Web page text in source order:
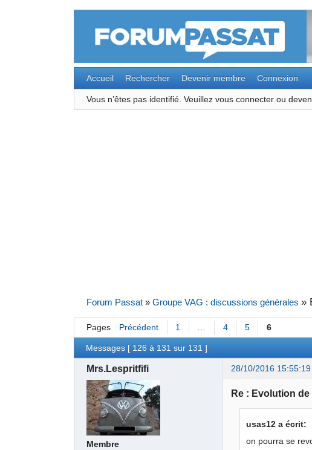
Accueil Rechercher Devenir membre Connexion
Vous n’êtes pas identifié. Veuillez vous connecter ou
Forum Passat » Groupe VAG : discussions générales »
Pages Précédent 1 … 4 5 6
Messages [ 126 à 131 sur 131 ]
Mrs.Lespritfifi 28/10/2016 15:55:19
Membre
Re : Evolution
usas12 a écrit:
on pourra se